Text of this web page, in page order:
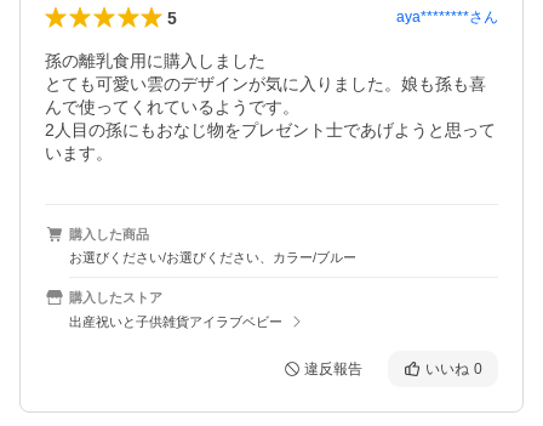
5 aya********さん
孫の離乳食用に購入しました
とても可愛い雲のデザインが気に入りました。娘も孫も喜
んで使ってくれているようです。
2人目の孫にもおなじ物をプレゼント士であげようと思って
います。
購入した商品
お選びください/お選びください、カラー/ブルー
購入したストア
出産祝いと子供雑貨アイラブベビー
違反報告 いいね 0